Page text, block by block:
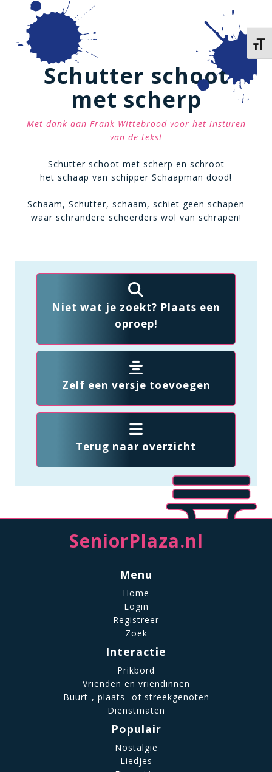
Schutter schoot
met scherp
Met dank aan Frank Wittebrood voor het insturen
van de tekst
Schutter schoot met scherp en schroot
het schaap van schipper Schaapman dood!
Schaam, Schutter, schaam, schiet geen schapen
waar schrandere scheerders wol van schrapen!
Niet wat je zoekt? Plaats een
oproep!
Zelf een versje toevoegen
Terug naar overzicht
SeniorPlaza.nl
Menu
Home
Login
Registreer
Zoek
Interactie
Prikbord
Vrienden en vriendinnen
Buurt-, plaats- of streekgenoten
Dienstmaten
Populair
Nostalgie
Liedjes